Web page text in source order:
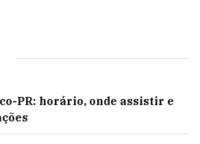
PR: horário, onde assistir e